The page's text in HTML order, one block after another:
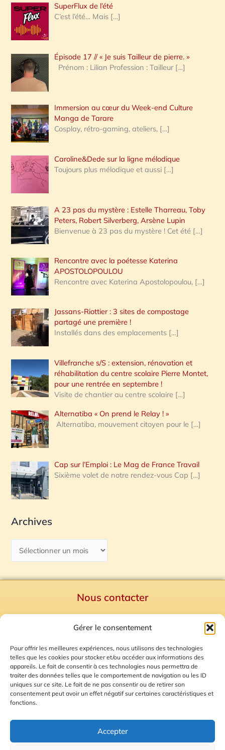
Gérer le consentement
Pour offrir les meilleures expériences, nous utilisons des technologies
telles que les cookies pour stocker et/ou accéder aux informations des
appareils. Le fait de consentir à ces technologies nous permettra de
traiter des données telles que le comportement de navigation ou les ID
uniques sur ce site. Le fait de ne pas consentir ou de retirer son
consentement peut avoir un effet négatif sur certaines caractéristiques et
fonctions.
Accepter
e
r
c
h
e
:
SuperFlux de l’été
C’est l’été… Mais […]
Épisode 17 // « Je suis Tailleur de pierre. »
Prénom : Lilian Profession : Tailleur […]
Immersion au cœur du Week-end Culture
Manga de Tarare
Cosplay, rétro-gaming, ateliers, […]
Caroline&Dede sur la ligne mélodique
Toujours plus mélodique et aussi […]
A 23 pas du mystère : Estelle Tharreau, Toby
Peters, Robert Silverberg, Arsène Lupin
Bienvenue à 23 pas du mystère ! Cet été […]
Rencontre avec la poétesse Katerina
APOSTOLOPOULOU
Rencontre avec Katerina Apostolopoulou, […]
Jassans-Riottier : 3 sites de compostage
partagé une première !
Installés dans des emplacements […]
Villefranche s/S : extension, rénovation et
réhabilitation du centre scolaire Pierre Montet,
pour une rentrée en septembre !
Visite de chantier au centre scolaire […]
Alternatiba « On prend le Relay ! »
Alternatiba, mouvement citoyen pour le […]
Cap sur l’Emploi : Le Mag de France Travail
Sixième volet de notre rendez-vous Cap […]
Archives
Nous contacter
Mentions Légales
Plan du site
Gestion des Cookies